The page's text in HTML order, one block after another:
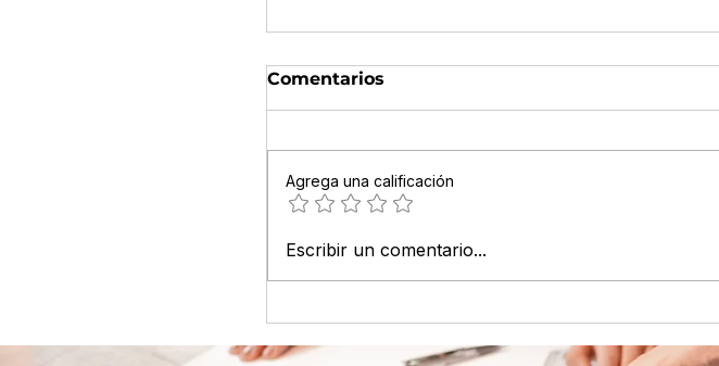
Comentarios
Agrega una calificación
Escribir un comentario...